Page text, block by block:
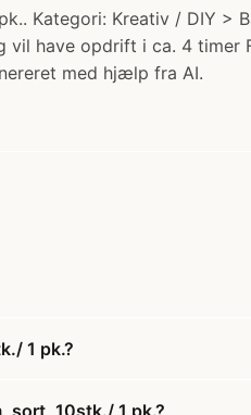
Kategori: Kreativ / DIY >
have opdrift i ca. 4 timer
med hjælp fra AI.
1 pk.?
sort, 10stk./ 1 pk.?